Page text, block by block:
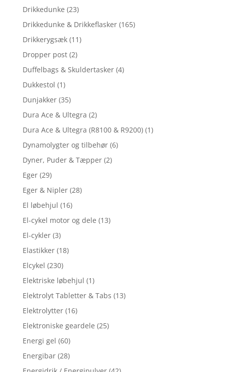
Drikkedunke (23)
Drikkedunke & Drikkeflasker (165)
Drikkerygsæk (11)
Dropper post (2)
Duffelbags & Skuldertasker (4)
Dukkestol (1)
Dunjakker (35)
Dura Ace & Ultegra (2)
Dura Ace & Ultegra (R8100 & R9200) (1)
Dynamolygter og tilbehør (6)
Dyner, Puder & Tæpper (2)
Eger (29)
Eger & Nipler (28)
El løbehjul (16)
El-cykel motor og dele (13)
El-cykler (3)
Elastikker (18)
Elcykel (230)
Elektriske løbehjul (1)
Elektrolyt Tabletter & Tabs (13)
Elektrolytter (16)
Elektroniske geardele (25)
Energi gel (60)
Energibar (28)